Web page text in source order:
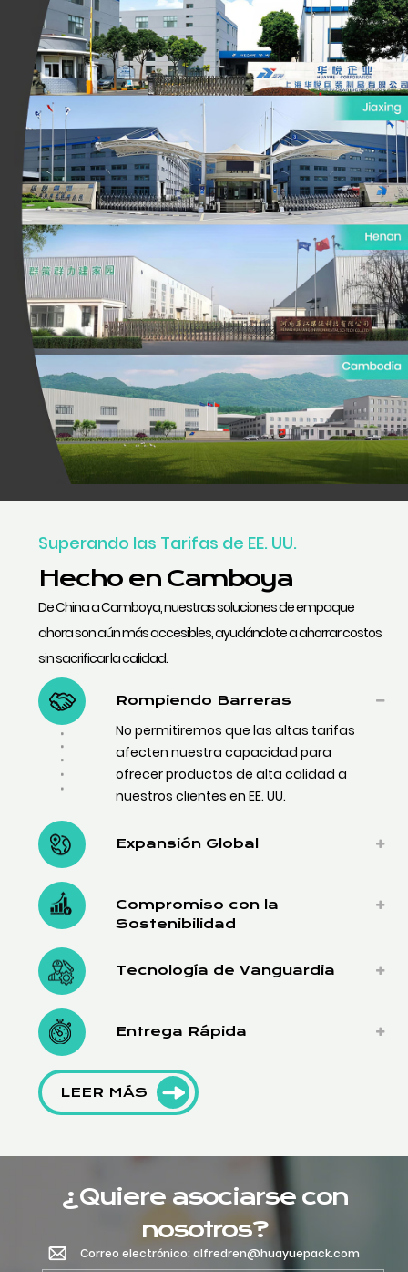
Superando las Tarifas de EE. UU.
Hecho en Camboya
De China a Camboya, nuestras soluciones de empaque
ahora son aún más accesibles, ayudándote a ahorrar costos
sin sacrificar la calidad.
Rompiendo Barreras
No permitiremos que las altas tarifas
afecten nuestra capacidad para
ofrecer productos de alta calidad a
nuestros clientes en EE. UU.
Expansión Global
Compromiso con la
Sostenibilidad
Tecnología de Vanguardia
Entrega Rápida
LEER MÁS
¿Quiere asociarse con
nosotros?
Correo electrónico: alfredren@huayuepack.com